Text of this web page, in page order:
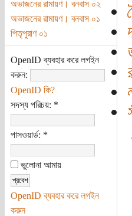
অভাজনের রামায়ণ। বনবাস ০২
অভাজনের রামায়ণ। বনবাস ০১
পিতৃপুরাণ ০১
OpenID ব্যবহার করে লগইন
করুন:
OpenID কি?
সদস্য পরিচয়: *
পাসওয়ার্ড: *
ভুলোনা আমায়
OpenID ব্যবহার করে লগইন
করুন